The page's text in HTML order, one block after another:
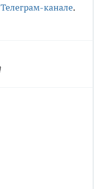
Телеграм-канале.